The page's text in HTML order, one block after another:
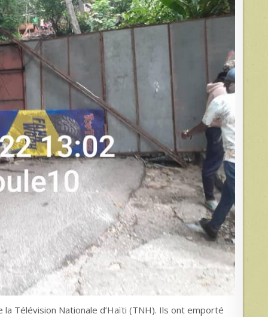
Télévision Nationale d’Haïti (TNH). Ils ont emporté